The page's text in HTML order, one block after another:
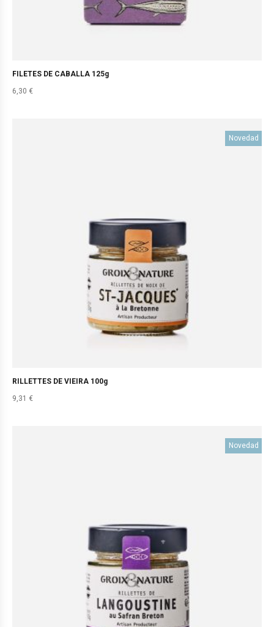
FILETES DE CABALLA 125g
6,30 €
Novedad
RILLETTES DE VIEIRA 100g
9,31 €
Novedad